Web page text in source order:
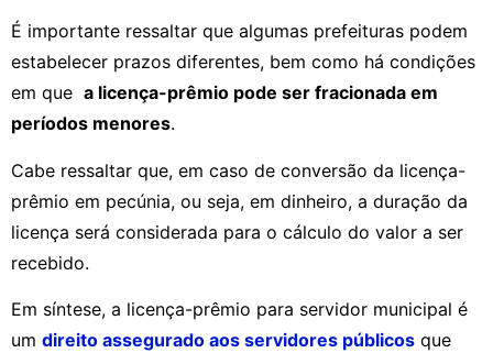
É importante ressaltar que algumas prefeituras podem
estabelecer prazos diferentes, bem como há condições
em que a licença-prêmio pode ser fracionada em
períodos menores.
Cabe ressaltar que, em caso de conversão da licença-
prêmio em pecúnia, ou seja, em dinheiro, a duração da
licença será considerada para o cálculo do valor a ser
recebido.
Em síntese, a licença-prêmio para servidor municipal é
um direito assegurado aos servidores públicos que